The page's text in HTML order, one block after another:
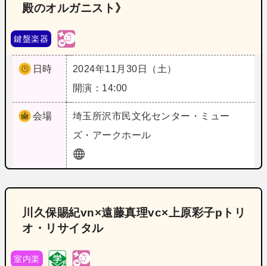
殿のオルガニスト》
鍵盤楽器
日時
2024年11月30日（土）
開演：14:00
会場 埼玉 所沢市民文化センター・ミュー
ズ・アークホール
川久保賜紀vn×遠藤真理vc×上原彩子pトリ
オ・リサイタル
室内楽